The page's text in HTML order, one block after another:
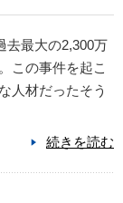
去最大の2,300万
この事件を起こ
人材だったそう
続きを読む